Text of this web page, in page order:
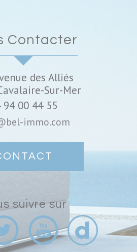
Contacter
des Alliés
Sur-Mer
94 00 44 55
immo.com
suivre sur